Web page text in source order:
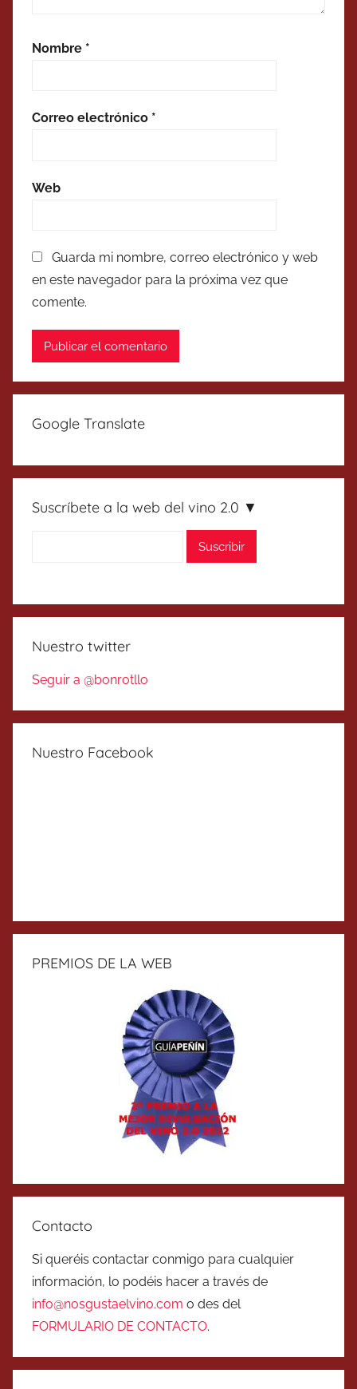
Nombre *
Correo electrónico *
Web
Guarda mi nombre, correo electrónico y web
en este navegador para la próxima vez que
comente.
Google Translate
Suscríbete a la web del vino 2.0 ▼
Nuestro twitter
Seguir a @bonrotllo
Nuestro Facebook
PREMIOS DE LA WEB
Contacto
Si queréis contactar conmigo para cualquier
información, lo podéis hacer a través de
info@nosgustaelvino.com o des del
FORMULARIO DE CONTACTO.